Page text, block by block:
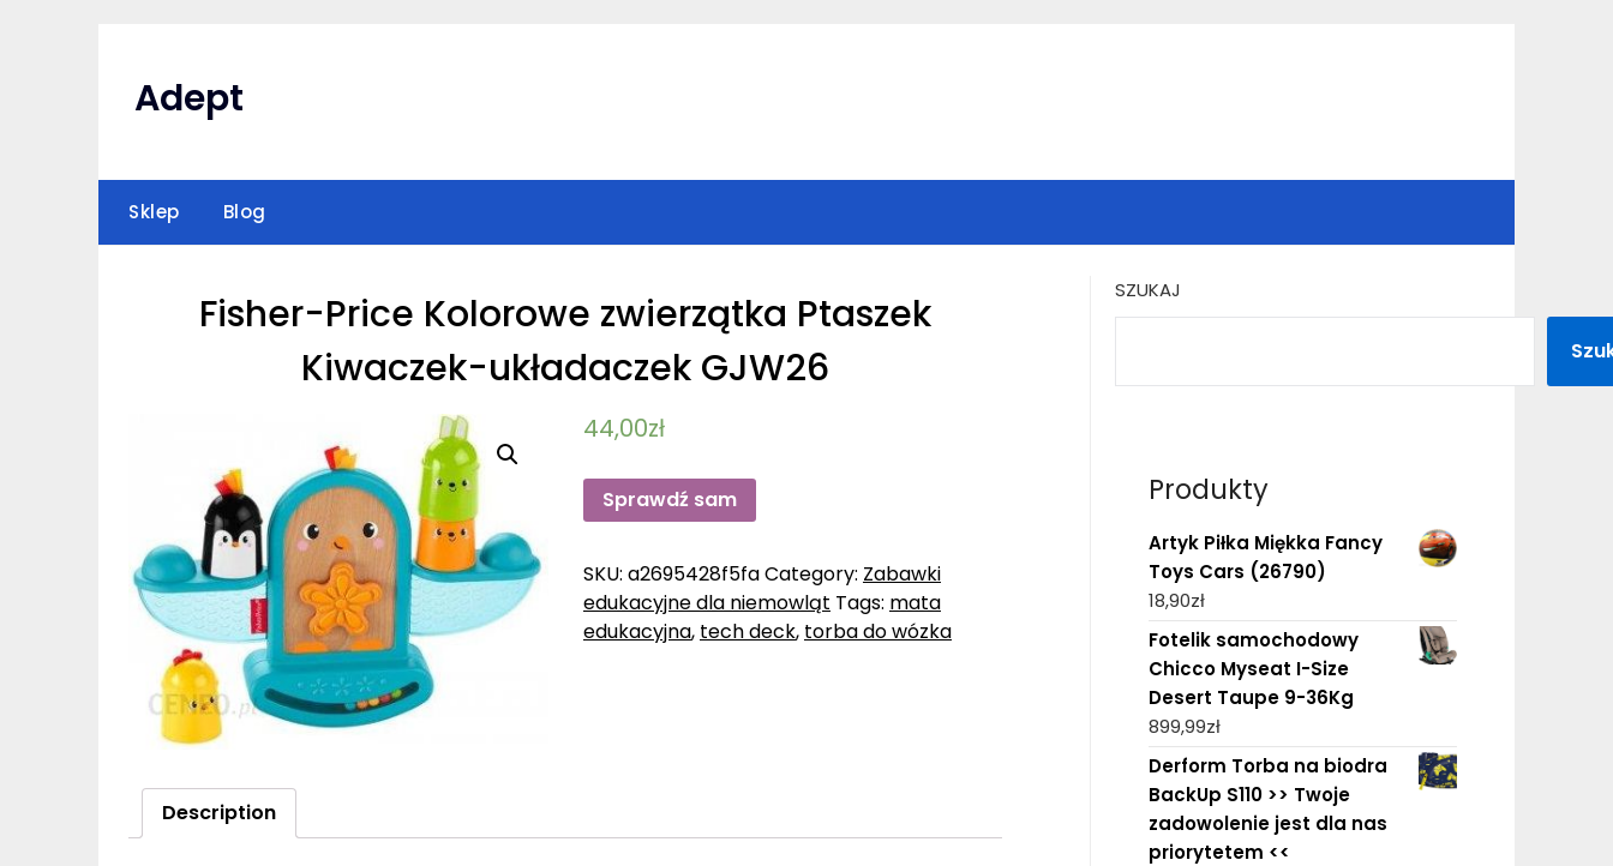
Adept
Sklep Blog
Fisher-Price Kolorowe zwierzątka Ptaszek
Kiwaczek-układaczek GJW26
44,00zł
Sprawdź sam
SKU: a2695428f5faCategory: Zabawki
edukacyjne dla niemowląt Tags: mata
edukacyjna, tech deck, torba do wózka
Description
SZUKAJ
Produkty
Artyk Piłka Miękka Fancy
Toys Cars (26790)
18,90zł
Fotelik samochodowy
Chicco Myseat I-Size
Desert Taupe 9-36Kg
899,99zł
Derform Torba na biodra
BackUp S110 >> Twoje
zadowolenie jest dla nas
priorytetem <<